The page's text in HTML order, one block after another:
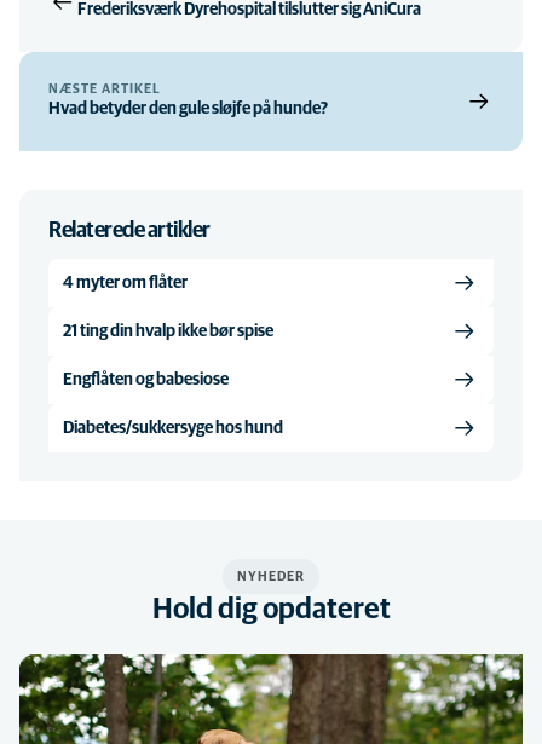
Frederiksværk Dyrehospital tilslutter sig AniCura
NÆSTE ARTIKEL
Hvad betyder den gule sløjfe på hunde?
Relaterede artikler
4 myter om flåter
21 ting din hvalp ikke bør spise
Engflåten og babesiose
Diabetes/sukkersyge hos hund
NYHEDER
Hold dig opdateret